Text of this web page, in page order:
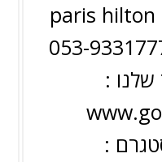
paris hilton
:
: